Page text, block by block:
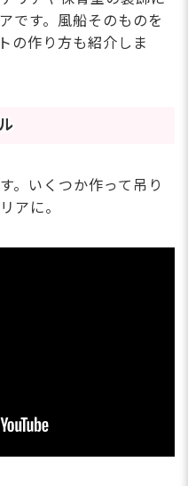
です。風船そのものを
の作り方も紹介しま
。いくつか作って吊り
アに。